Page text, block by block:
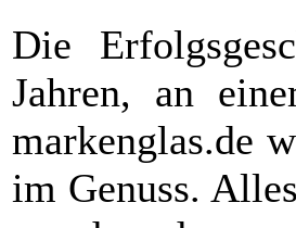
Die
Jahren, an
markenglas.de
im Genuss.